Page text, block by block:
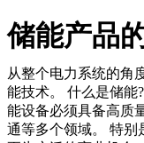
储能产品
从整个电力系统的角
能技术。 什么是储能
能设备必须具备高质
通等多个领域。 特别